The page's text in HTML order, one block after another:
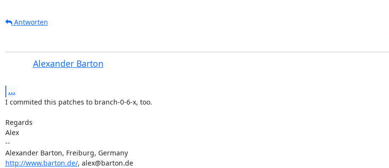
Antworten
Alexander Barton
...
I commited this patches to branch-0-6-x, too.
Regards
Alex
--
Alexander Barton, Freiburg, Germany
http://www.barton.de/, alex@barton.de